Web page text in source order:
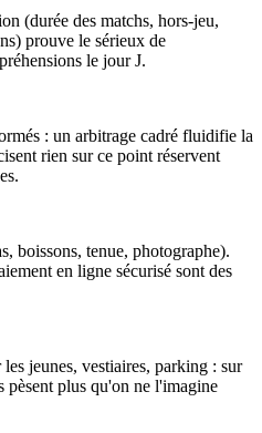
(durée des matchs, hors-jeu,
prouve le sérieux de
le jour J.
: un arbitrage cadré fluidifie la
rien sur ce point réservent
boissons, tenue, photographe).
en ligne sécurisé sont des
jeunes, vestiaires, parking : sur
pèsent plus qu'on ne l'imagine